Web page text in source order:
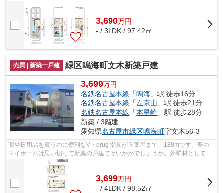
3,690万円
- / 3LDK / 97.42㎡
売買 | 新築一戸建 緑区鳴海町文木新築戸建
3,699万円
名鉄名古屋本線 「鳴海 」駅 徒歩16分
名鉄名古屋本線 「左京山 」駅 徒歩21分
名鉄名古屋本線 「本星崎 」駅 徒歩28分
新築 / 3階建
愛知県名古屋市緑区鳴海町字文木56-3
薬や日用品を買うのに便利なV・drug 潮見が丘薬局まで、188mです。夢の
マイホームは思い切って新築の戸建てはいかがでしょうか。外壁材としてサ
イディングを使用している物件です。
3,699万円
- / 4LDK / 98.52㎡